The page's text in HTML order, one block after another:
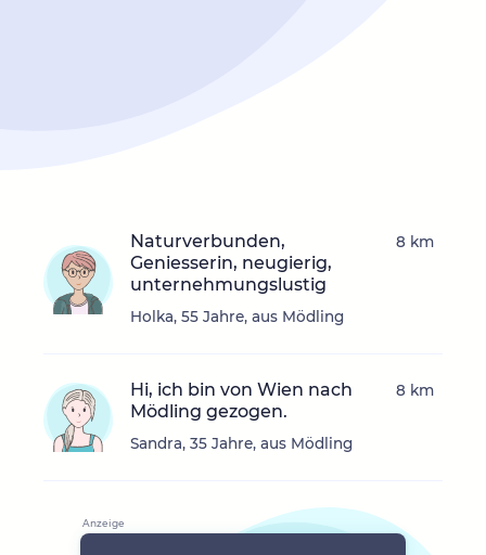
Naturverbunden,
Geniesserin, neugierig,
unternehmungslustig
Holka, 55 Jahre, aus Mödling
8 km
Hi, ich bin von Wien nach
Mödling gezogen.
Sandra, 35 Jahre, aus Mödling
8 km